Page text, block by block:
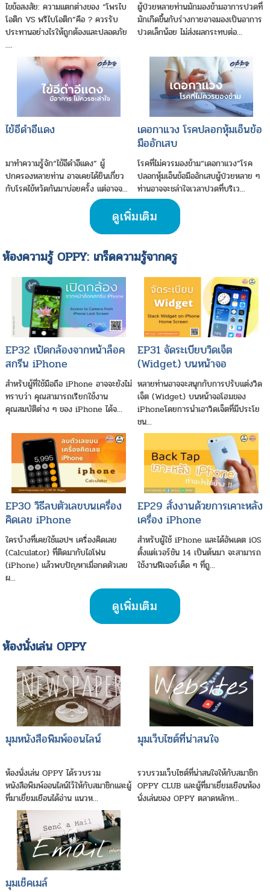
ไขข้อสงสัย: ความแตกต่างของ “โพรไบ
โอติก VS พรีไบโอติก”คือ ? ควรรับ
ประทานอย่างไรให้ถูกต้องและปลอดภัย
....
ผู้ป่วยหลายท่านมักมองข้ามอาการปวดที่
มักเกิดขึ้นกับร่างกายอาจมองเป็นอาการ
ปวดเล็กน้อย ไม่ส่งผลกระทบต่อ...
ไข้อีดำอีแดง
มาทำความรู้จัก“ไข้อีดำอีแดง” ผู้
ปกครองหลายท่าน อาจเคยได้ยินเกี่ยว
กับโรคไข้หวัดกันมาบ่อยครั้ง แต่อาจจ...
เดอกาแวง โรคปลอกหุ้มเอ็นข้อ
มืออักเสบ
โรคที่ไม่ควรมองข้าม“เดอกาแวง”โรค
ปลอกหุ้มเอ็นข้อมืออักเสบผู้ป่วยหลาย ๆ
ท่านอาจจะชล่าใจเวลาปวดที่บริเว...
ดูเพิ่มเติม
ห้องความรู้ OPPY: เกร็ดความรู้จากครู
EP32 เปิดกล้องจากหน้าล็อค
สกรีน iPhone
สำหรับผู้ที่ใช้มือถือ iPhone อาจจะยังไม่
ทราบว่า คุณสามารถเรียกใช้งาน
คุณสมบัติต่าง ๆ ของ iPhone ได้จ...
EP31 จัดระเบียบวิดเจ็ต
(Widget) บนหน้าจอ
iPhone
หลายท่านอาจจะสนุกกับการปรับแต่งวิด
เจ็ต (Widget) บนหน้าจอโฮมของ
iPhoneโดยการนำเอาวิดเจ็ตที่มีประโย
ชน...
EP30 วิธีลบตัวเลขบนเครื่อง
คิดเลข iPhone
ใครบ้างที่เคยใช้แอปฯ เครื่องคิดเลข
(Calculator) ที่ติดมากับไอโฟน
(iPhone) แล้วพบปัญหาเมื่อกดตัวเลข
ผ...
EP29 สั่งงานด้วยการเคาะหลัง
เครื่อง iPhone
สำหรับผู้ใช้ iPhone และได้อัพเดต iOS
ตั้งแต่เวอร์ชัน 14 เป็นต้นมา จะสามารถ
ใช้งานฟีเจอร์เด็ด ๆ ที่ถู...
ดูเพิ่มเติม
ห้องนั่งเล่น OPPY
มุมหนังสือพิมพ์ออนไลน์
ห้องนั่งเล่น OPPY ได้รวบรวม
หนังสือพิมพ์ออนไลน์ไว้ให้กับสมาชิกและผู้
ที่มาเยี่ยมเยือนได้อ่าน แนวห...
มุมเว็บไซต์ที่น่าสนใจ
รวบรวมเว็บไซต์ที่น่าสนใจให้กับสมาชิก
OPPY CLUB และผู้ที่มาเยี่ยมเยือนห้อง
นั่งเล่นของ OPPY ตลาดหลักท...
มุมเช็คเมล์